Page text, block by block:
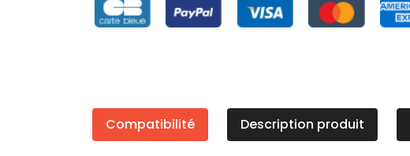
Compatibilité Description produit